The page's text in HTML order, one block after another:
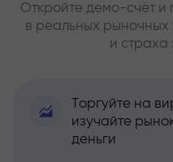
Откройте демо-счёт и
в реальных рыночных
и страха
Торгуйте на
изучайте
деньги